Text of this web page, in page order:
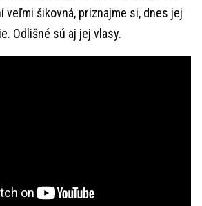
veľmi šikovná, priznajme si, dnes jej
Odlišné sú aj jej vlasy.